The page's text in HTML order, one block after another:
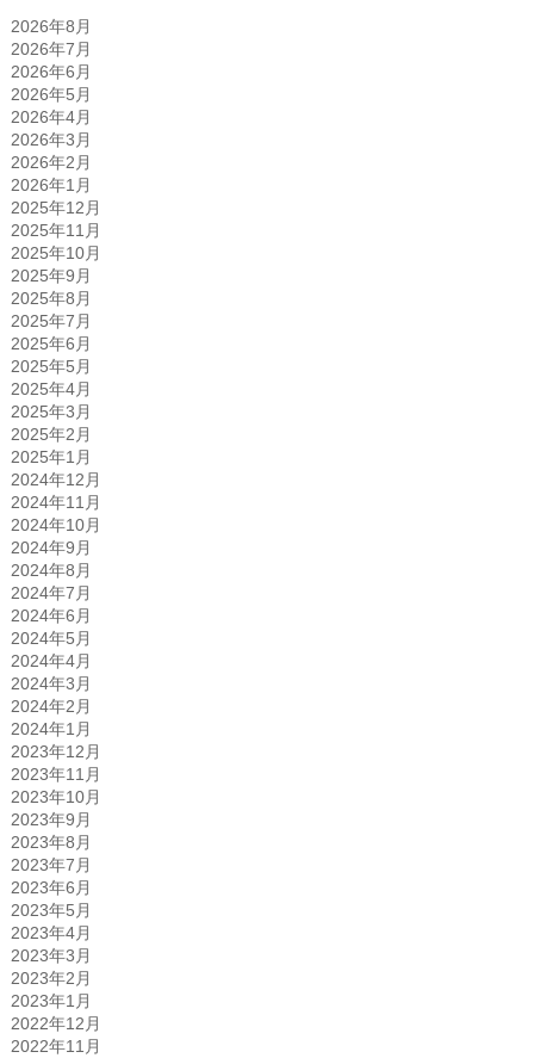
2026年8月
2026年7月
2026年6月
2026年5月
2026年4月
2026年3月
2026年2月
2026年1月
2025年12月
2025年11月
2025年10月
2025年9月
2025年8月
2025年7月
2025年6月
2025年5月
2025年4月
2025年3月
2025年2月
2025年1月
2024年12月
2024年11月
2024年10月
2024年9月
2024年8月
2024年7月
2024年6月
2024年5月
2024年4月
2024年3月
2024年2月
2024年1月
2023年12月
2023年11月
2023年10月
2023年9月
2023年8月
2023年7月
2023年6月
2023年5月
2023年4月
2023年3月
2023年2月
2023年1月
2022年12月
2022年11月